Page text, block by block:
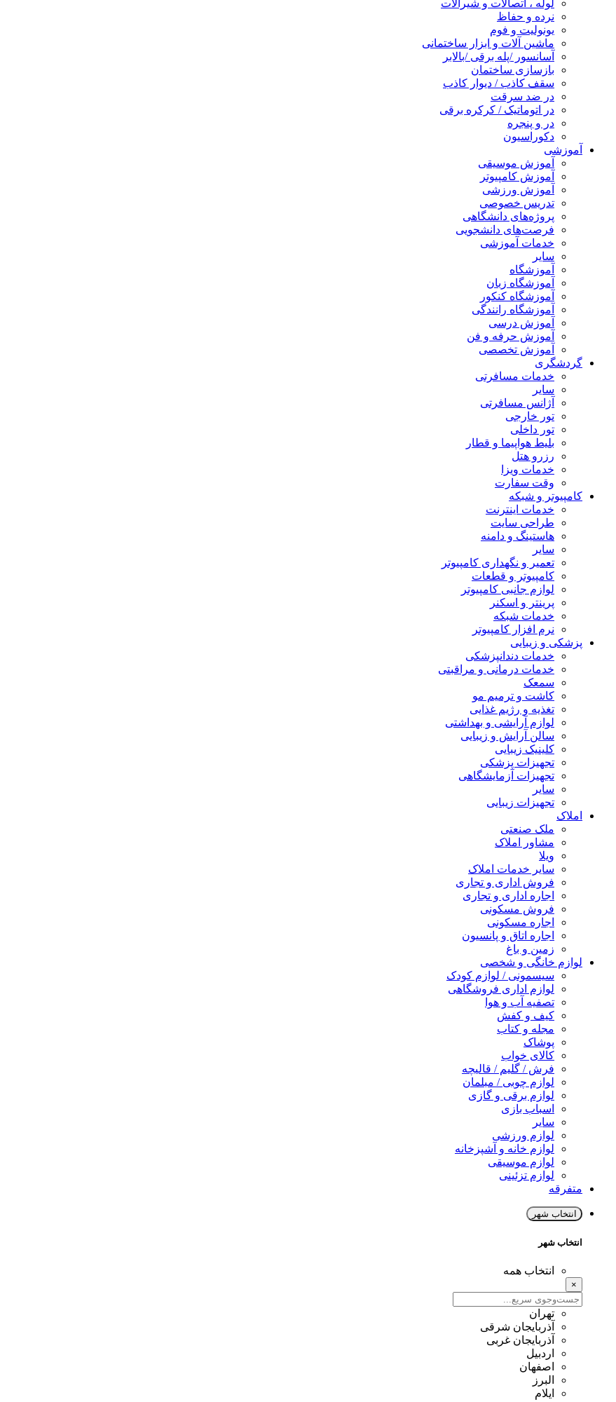
لوله ، اتصالات و شیرآلات
نرده و حفاظ
یونولیت و فوم
ماشین آلات و ابزار ساختمانی
آسانسور /پله برقی /بالابر
بازسازی ساختمان
سقف کاذب / دیوار کاذب
در ضد سرقت
در اتوماتیک / کرکره برقی
در و پنجره
دکوراسیون
آموزشی
آموزش موسیقی
آموزش کامپیوتر
آموزش ورزشی
تدریس خصوصی
پروژه‌های دانشگاهی
فرصت‌های دانشجویی
خدمات آموزشی
سایر
آموزشگاه
آموزشگاه زبان
آموزشگاه کنکور
آموزشگاه رانندگی
آموزش درسی
آموزش حرفه و فن
آموزش تخصصی
گردشگری
خدمات مسافرتی
سایر
آژانس مسافرتی
تور خارجی
تور داخلی
بلیط هواپیما و قطار
رزرو هتل
خدمات ویزا
وقت سفارت
کامپیوتر و شبکه
خدمات اینترنت
طراحی سایت
هاستینگ و دامنه
سایر
تعمیر و نگهداری کامپیوتر
کامپیوتر و قطعات
لوازم جانبی کامپیوتر
پرینتر و اسکنر
خدمات شبکه
نرم افزار کامپیوتر
پزشکی و زیبایی
خدمات دندانپزشکی
خدمات درمانی و مراقبتی
سمعک
کاشت و ترمیم مو
تغذیه و رژیم غذایی
لوازم آرایشی و بهداشتی
سالن آرایش و زیبایی
کلینیک زیبایی
تجهیزات پزشکی
تجهیزات آزمایشگاهی
سایر
تجهیزات زیبایی
املاک
ملک صنعتی
مشاور املاک
ویلا
سایر خدمات املاک
فروش اداری و تجاری
اجاره اداری و تجاری
فروش مسکونی
اجاره مسکونی
اجاره اتاق و پانسیون
زمین و باغ
لوازم خانگی و شخصی
سیسمونی / لوازم کودک
لوازم اداری فروشگاهی
تصفیه آب و هوا
کیف و کفش
مجله و کتاب
پوشاک
کالای خواب
فرش / گلیم / قالیچه
لوازم چوبی / مبلمان
لوازم برقی و گازی
اسباب بازی
سایر
لوازم ورزشی
لوازم خانه و آشپزخانه
لوازم موسیقی
لوازم تزئینی
متفرقه
انتخاب شهر
انتخاب شهر
انتخاب همه
×
تهران
آذربایجان شرقی
آذربایجان غربی
اردبیل
اصفهان
البرز
ایلام